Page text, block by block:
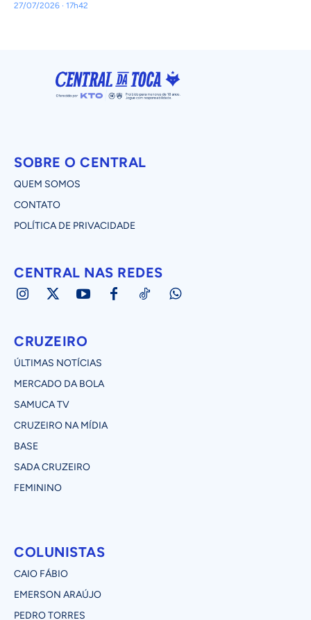
27/07/2026 · 17h42
SOBRE O CENTRAL
QUEM SOMOS
CONTATO
POLÍTICA DE PRIVACIDADE
CENTRAL NAS REDES
CRUZEIRO
ÚLTIMAS NOTÍCIAS
MERCADO DA BOLA
SAMUCA TV
CRUZEIRO NA MÍDIA
BASE
SADA CRUZEIRO
FEMININO
COLUNISTAS
CAIO FÁBIO
EMERSON ARAÚJO
PEDRO TORRES